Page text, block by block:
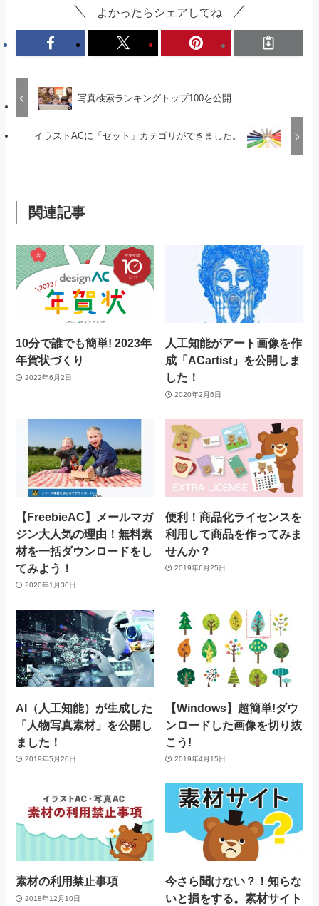
よかったらシェアしてね
写真検索ランキングトップ100を公開
イラストACに「セット」カテゴリができました。
関連記事
10分で誰でも簡単! 2023年
年賀状づくり
2022年6月2日
人工知能がアート画像を作
成「ACartist」を公開しま
した！
2020年2月6日
【FreebieAC】メールマガ
ジン大人気の理由！無料素
材を一括ダウンロードをし
てみよう！
2020年1月30日
便利！商品化ライセンスを
利用して商品を作ってみま
せんか？
2019年6月25日
AI（人工知能）が生成した
「人物写真素材」を公開し
ました！
2019年5月20日
【Windows】超簡単!ダウ
ンロードした画像を切り抜
こう!
2019年4月15日
素材の利用禁止事項
2018年12月10日
今さら聞けない？！知らな
いと損をする。素材サイト